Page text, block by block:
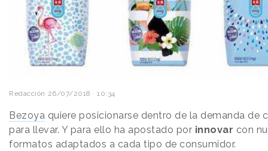
Redacción 26/07/2018 · 10:34
Bezoya quiere posicionarse dentro de la demanda de
para llevar. Y para ello ha apostado por innovar con
formatos adaptados a cada tipo de consumidor.